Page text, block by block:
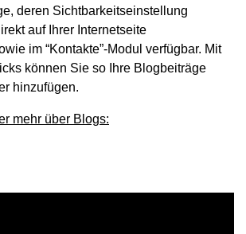
deren Sichtbarkeitseinstellung
auf Ihrer Internetseite
im “Kontakte”-Modul verfügbar. Mit
können Sie so Ihre Blogbeiträge
hinzufügen.
mehr über Blogs: